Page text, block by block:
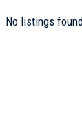
No listings